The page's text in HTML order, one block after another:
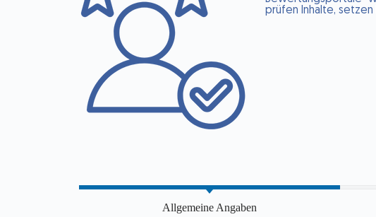
prüfen Inhalte, setzen
Allgemeine Angaben